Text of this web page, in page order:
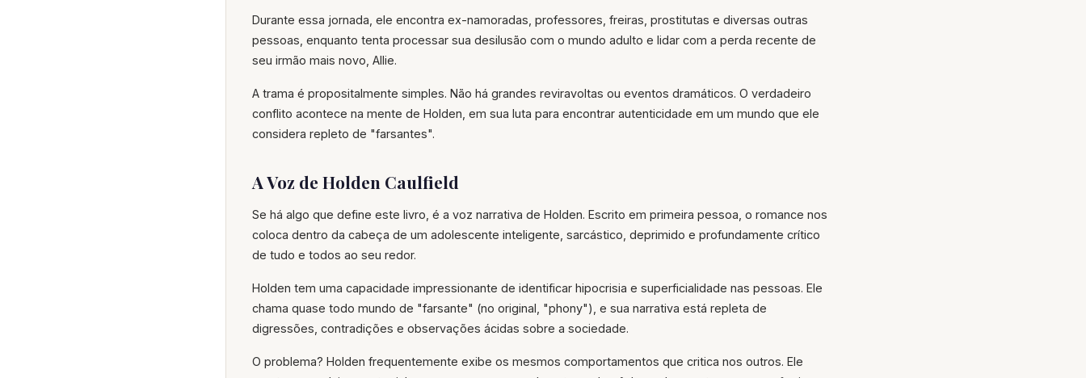
Durante essa jornada, ele encontra ex-namoradas, professores, freiras, prostitutas e diversas outras
pessoas, enquanto tenta processar sua desilusão com o mundo adulto e lidar com a perda recente de
seu irmão mais novo, Allie.
A trama é propositalmente simples. Não há grandes reviravoltas ou eventos dramáticos. O verdadeiro
conflito acontece na mente de Holden, em sua luta para encontrar autenticidade em um mundo que ele
considera repleto de "farsantes".
A Voz de Holden Caulfield
Se há algo que define este livro, é a voz narrativa de Holden. Escrito em primeira pessoa, o romance nos
coloca dentro da cabeça de um adolescente inteligente, sarcástico, deprimido e profundamente crítico
de tudo e todos ao seu redor.
Holden tem uma capacidade impressionante de identificar hipocrisia e superficialidade nas pessoas. Ele
chama quase todo mundo de "farsante" (no original, "phony"), e sua narrativa está repleta de
digressões, contradições e observações ácidas sobre a sociedade.
O problema? Holden frequentemente exibe os mesmos comportamentos que critica nos outros. Ele